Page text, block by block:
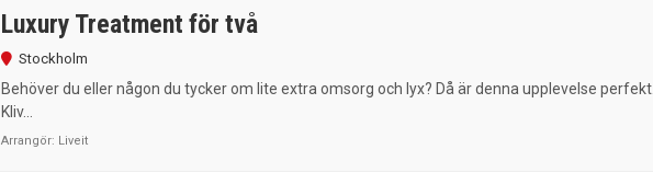
Luxury Treatment för två
Stockholm
Behöver du eller någon du tycker om lite extra omsorg och lyx? Då är denna upplevelse perfekt.
Kliv...
Arrangör: Liveit